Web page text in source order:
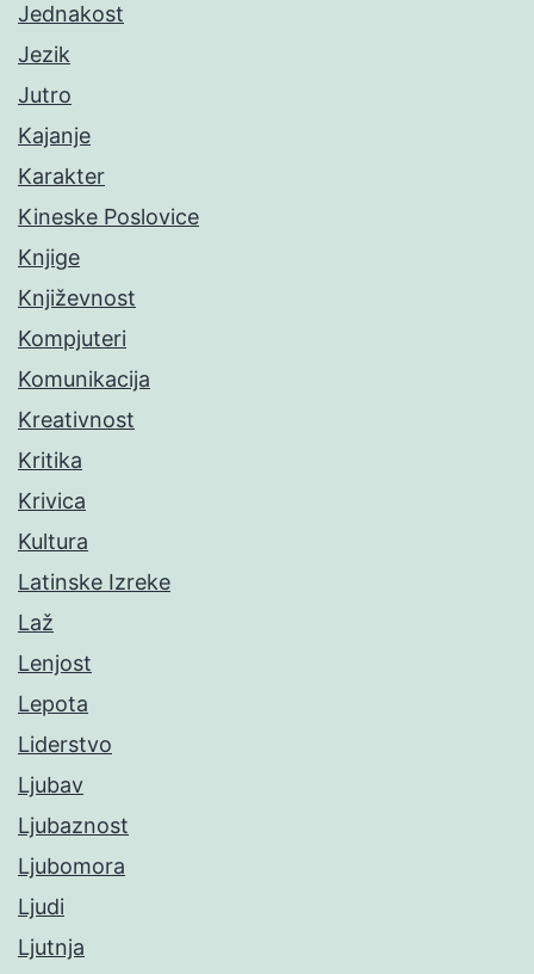
Jednakost
Jezik
Jutro
Kajanje
Karakter
Kineske Poslovice
Knjige
Književnost
Kompjuteri
Komunikacija
Kreativnost
Kritika
Krivica
Kultura
Latinske Izreke
Laž
Lenjost
Lepota
Liderstvo
Ljubav
Ljubaznost
Ljubomora
Ljudi
Ljutnja